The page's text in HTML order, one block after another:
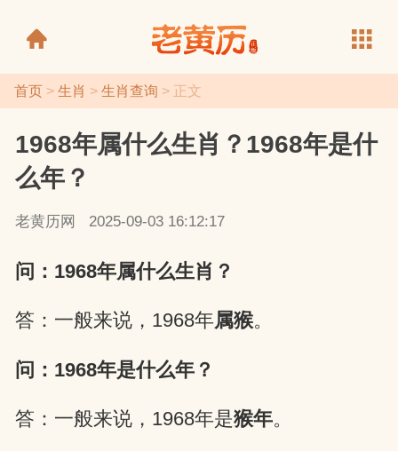
首页> 生肖 > 生肖查询 > 正文
1968年属什么生肖？1968年是什
么年？
老黄历网 2025-09-03 16:12:17
问：1968年属什么生肖？
答：一般来说，1968年属猴。
问：1968年是什么年？
答：一般来说，1968年是猴年。